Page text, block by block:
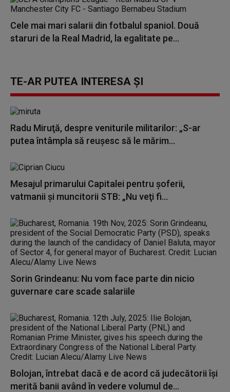
Cele mai mari salarii din fotbalul spaniol. Două
staruri de la Real Madrid, la egalitate pe...
TE-AR PUTEA INTERESA ȘI
Radu Miruţă, despre veniturile militarilor: „S-ar
putea întâmpla să reuşesc să le mărim...
Mesajul primarului Capitalei pentru şoferii,
vatmanii şi muncitorii STB: „Nu veţi fi...
Sorin Grindeanu: Nu vom face parte din nicio
guvernare care scade salariile
Bolojan, întrebat dacă e de acord că judecătorii îşi
merită banii având în vedere volumul de...